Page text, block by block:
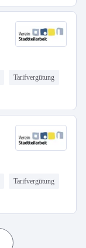
Tarifvergütung
Tarifvergütung